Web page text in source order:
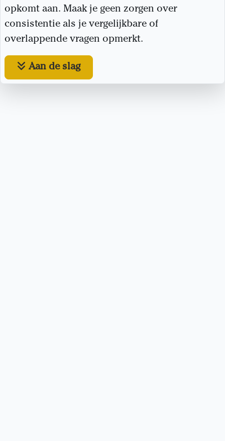
opkomt aan. Maak je geen zorgen over
consistentie als je vergelijkbare of
overlappende vragen opmerkt.
Aan de slag